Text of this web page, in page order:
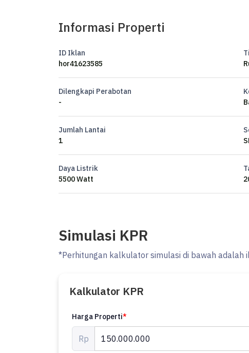
Luas Tanah 432m²
Kamar Tidur 3+1
Kamar Mandi 2+1
Sertifikat HM
HPHER
Informasi Properti
ID Iklan
hor41623585
Dilengkapi Perabotan
-
Jumlah Lantai
1
Daya Listrik
5500 Watt
Simulasi KPR
*Perhitungan kalkulator simulasi di bawah adalah
Kalkulator KPR
Harga Properti*
Rp